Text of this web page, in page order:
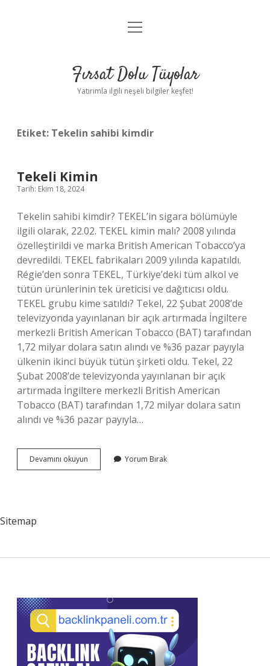
Gizlilik Politikası
Yasal Uyarı
menüyü
Fırsat Dolu Tüyolar
Yatırımla ilgili neşeli bilgiler keşfet!
Etiket: Tekelin sahibi kimdir
Tekeli Kimin
Tarih: Ekim 18, 2024
Tekelin sahibi kimdir? TEKEL’in sigara bölümüyle
ilgili olarak, 22.02. TEKEL kimin malı? 2008 yılında
özelleştirildi ve marka British American Tobacco’ya
devredildi. TEKEL fabrikaları 2009 yılında kapatıldı.
Régie’den sonra TEKEL, Türkiye’deki tüm alkol ve
tütün ürünlerinin tek üreticisi ve dağıtıcısı oldu.
TEKEL grubu kime satıldı? Tekel, 22 Şubat 2008’de
televizyonda yayınlanan bir açık artırmada İngiltere
merkezli British American Tobacco (BAT) tarafından
1,72 milyar dolara satın alındı ​​ve %36 pazar payıyla
ülkenin ikinci büyük tütün şirketi oldu. Tekel, 22
Şubat 2008’de televizyonda yayınlanan bir açık
artırmada İngiltere merkezli British American
Tobacco (BAT) tarafından 1,72 milyar dolara satın
alındı ​​ve %36 pazar payıyla…
Devamını okuyun
Kimin
Yorum Bırak
Sitemap
Sidebar